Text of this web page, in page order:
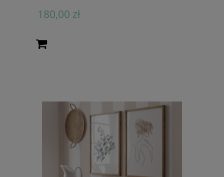
180,00 zł